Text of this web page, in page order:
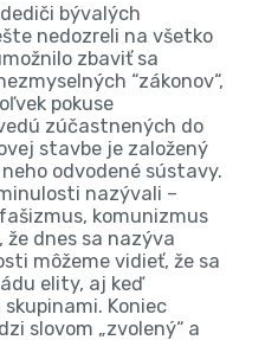
bývalých
nedozreli na všetko
zbaviť sa
“zákonov“,
pokuse
zúčastnených do
stavbe je založený
odvodené sústavy.
nazývali –
komunizmus
že dnes sa nazýva
môžeme vidieť, že sa
elity, aj keď
Koniec
slovom „zvolený“ a